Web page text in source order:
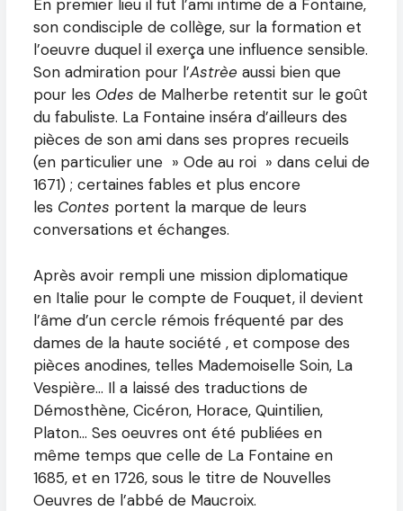
En premier lieu il fut l’ami intime de a Fontaine,
son condisciple de collège, sur la formation et
l’oeuvre duquel il exerça une influence sensible.
Son admiration pour l’Astrèe aussi bien que
pour les Odes de Malherbe retentit sur le goût
du fabuliste. La Fontaine inséra d’ailleurs des
pièces de son ami dans ses propres recueils
(en particulier une » Ode au roi » dans celui de
1671) ; certaines fables et plus encore
les Contes portent la marque de leurs
conversations et échanges.
Après avoir rempli une mission diplomatique
en Italie pour le compte de Fouquet, il devient
l’âme d’un cercle rémois fréquenté par des
dames de la haute société , et compose des
pièces anodines, telles Mademoiselle Soin, La
Vespière… Il a laissé des traductions de
Démosthène, Cicéron, Horace, Quintilien,
Platon… Ses oeuvres ont été publiées en
même temps que celle de La Fontaine en
1685, et en 1726, sous le titre de Nouvelles
Oeuvres de l’abbé de Maucroix.